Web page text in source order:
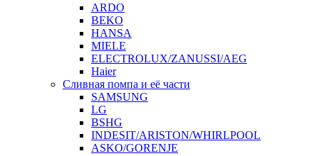
ARDO
BEKO
HANSA
MIELE
ELECTROLUX/ZANUSSI/AEG
Haier
Сливная помпа и её части
SAMSUNG
LG
BSHG
INDESIT/ARISTON/WHIRLPOOL
ASKO/GORENJE